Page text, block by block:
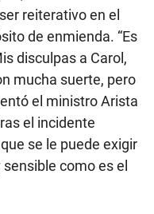
reiterativo en el
de enmienda. “Es
disculpas a Carol,
mucha suerte, pero
el ministro Arista
el incidente
se le puede exigir
como es el